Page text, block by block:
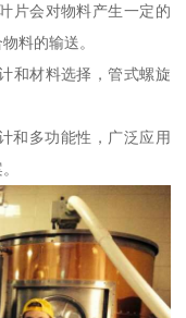
片会对物料产生一定的
料的输送。
和材料选择，管式螺旋
和多功能性，广泛应用